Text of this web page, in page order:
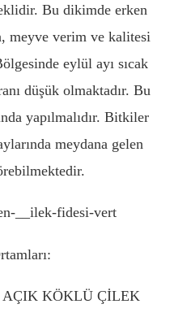
Bu dikimde erken
meyve verim ve kalitesi
eylül ayı sıcak
düşük olmaktadır. Bu
yapılmalıdır. Bitkiler
meydana gelen
AÇIK KÖKLÜ ÇİLEK